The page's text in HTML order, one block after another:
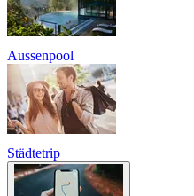
Aussenpool
Städtetrip